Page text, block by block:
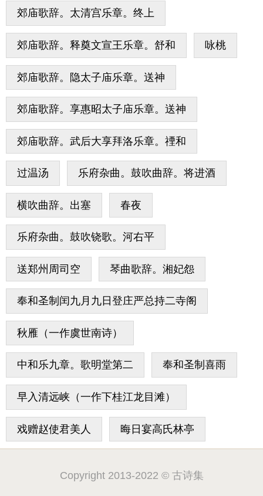
郊庙歌辞。太清宫乐章。终上
郊庙歌辞。释奠文宣王乐章。舒和 咏桃
郊庙歌辞。隐太子庙乐章。送神
郊庙歌辞。享惠昭太子庙乐章。送神
郊庙歌辞。武后大享拜洛乐章。禋和
过温汤 乐府杂曲。鼓吹曲辞。将进酒
横吹曲辞。出塞 春夜
乐府杂曲。鼓吹铙歌。河右平
送郑州周司空 琴曲歌辞。湘妃怨
奉和圣制闰九月九日登庄严总持二寺阁
秋雁（一作虞世南诗）
中和乐九章。歌明堂第二 奉和圣制喜雨
早入清远峡（一作下桂江龙目滩）
戏赠赵使君美人 晦日宴高氏林亭
Copyright 2013-2022 © 古诗集